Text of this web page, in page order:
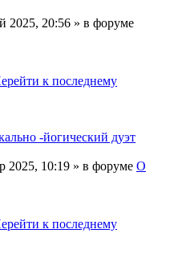
2025, 20:56 » в форуме
к последнему
-йогический дуэт
2025, 10:19 » в форуме О
к последнему